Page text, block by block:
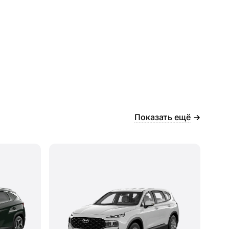
Показать ещё